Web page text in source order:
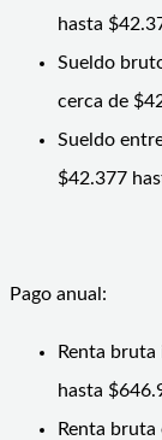
hasta
Sueldo
cerca de
Sueldo
$42.377
Pago anual:
Renta
hasta
Renta